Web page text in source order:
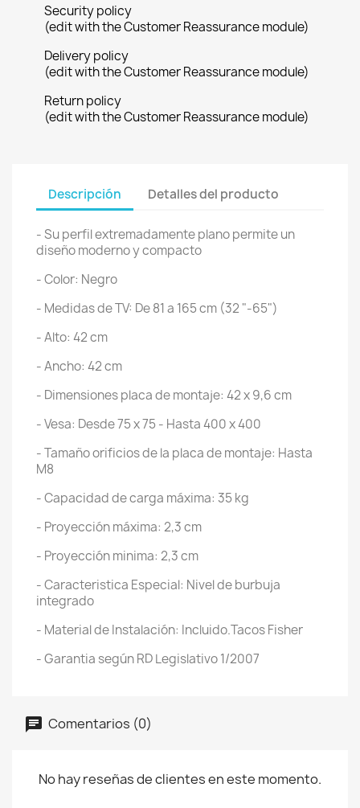
Security policy
(edit with the Customer Reassurance module)
Delivery policy
(edit with the Customer Reassurance module)
Return policy
(edit with the Customer Reassurance module)
Descripción Detalles del producto
- Su perfil extremadamente plano permite un
diseño moderno y compacto
- Color: Negro
- Medidas de TV: De 81 a 165 cm (32 "-65")
- Alto: 42 cm
- Ancho: 42 cm
- Dimensiones placa de montaje: 42 x 9,6 cm
- Vesa: Desde 75 x 75 - Hasta 400 x 400
- Tamaño orificios de la placa de montaje: Hasta
M8
- Capacidad de carga máxima: 35 kg
- Proyección máxima: 2,3 cm
- Proyección minima: 2,3 cm
- Caracteristica Especial: Nivel de burbuja
integrado
- Material de Instalación: Incluido.Tacos Fisher
- Garantia según RD Legislativo 1/2007
Comentarios (0)
No hay reseñas de clientes en este momento.